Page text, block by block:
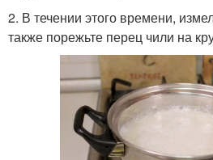
2. В течении этого времени,
также порежьте перец чили на